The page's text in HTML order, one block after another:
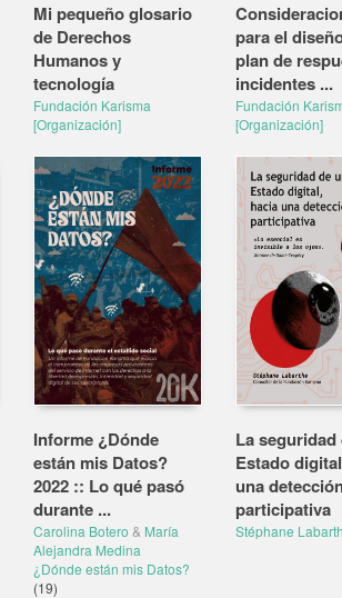
Mi pequeño glosario
de Derechos
Humanos y
tecnología
Fundación Karisma
[Organización]
para el
plan de
incidentes ...
Fundación
[Organización]
Informe ¿Dónde
están mis Datos?
2022 :: Lo qué pasó
durante ...
Carolina Botero & María
Alejandra Medina
¿Dónde están mis Datos?
(19)
La seguridad
Estado
una
participativa
Stéphane